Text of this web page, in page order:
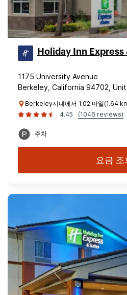
Holiday Inn
1175 University Avenue
Berkeley, California 94702,
Berkeley시내에서 1.02 마일(1.64
4.45
(1046 reviews)
주차
요금 조